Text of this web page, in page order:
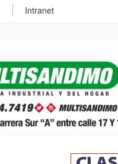
Intranet